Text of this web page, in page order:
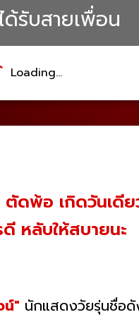
รับสายเพื่อน
Loading...
ดพ้อ เกิดวันเดี
หลับให้สบายนะ
น์" นักแสดงวัยรุ่นชื่อดั